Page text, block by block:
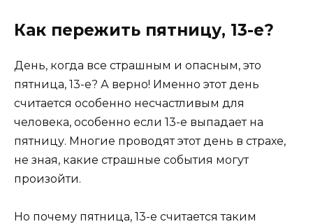
Как пережить пятницу, 13-е?
День, когда все страшным и опасным, это
пятница, 13-е? А верно! Именно этот день
считается особенно несчастливым для
человека, особенно если 13-е выпадает на
пятницу. Многие проводят этот день в страхе,
не зная, какие страшные события могут
произойти.
Но почему пятница, 13-е считается таким